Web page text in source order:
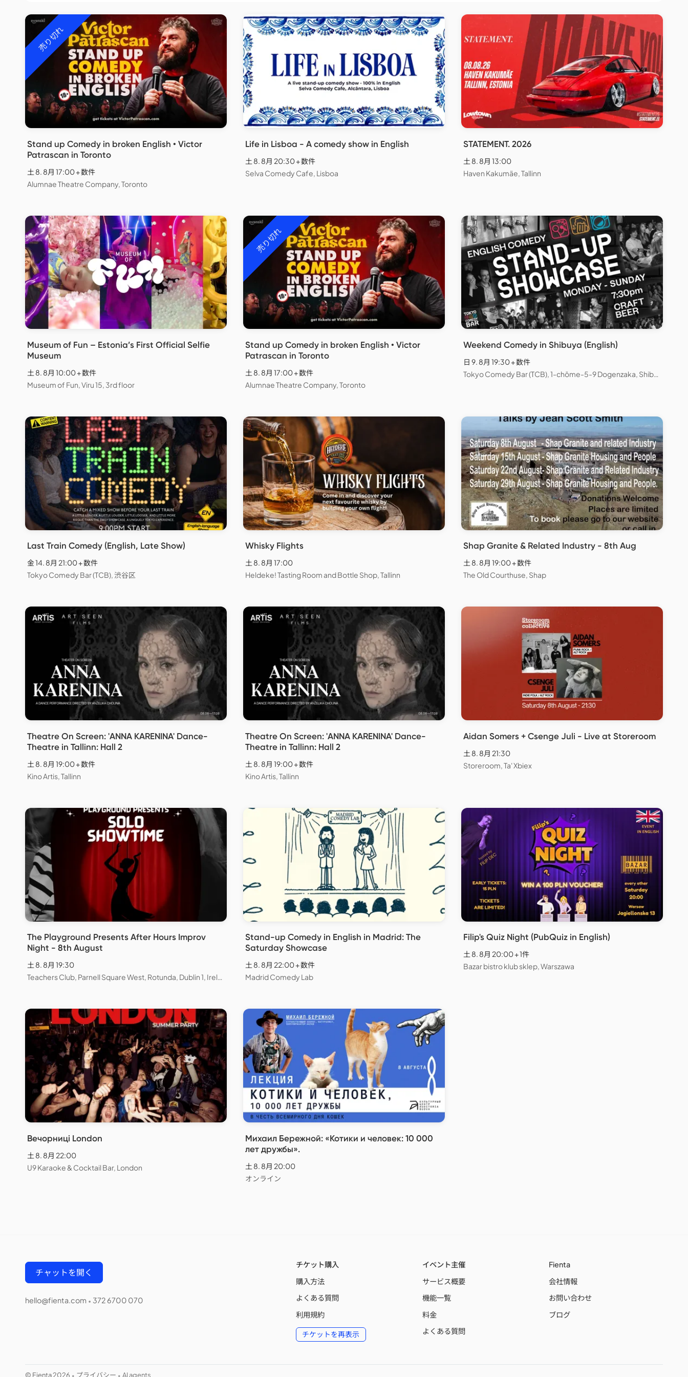
売り切れ
Stand up Comedy in broken English • Victor
Patrascan in Toronto
土 8. 8月 17:00 + 数件
Alumnae Theatre Company, Toronto
Life in Lisboa - A comedy show in English
土 8. 8月 20:30 + 数件
Selva Comedy Cafe, Lisboa
STATEMENT. 2026
土 8. 8月 13:00
Haven Kakumäe, Tallinn
Museum of Fun – Estonia’s First Official Selfie
Museum
土 8. 8月 10:00 + 数件
Museum of Fun, Viru 15, 3rd floor
売り切れ
Stand up Comedy in broken English • Victor
Patrascan in Toronto
土 8. 8月 17:00 + 数件
Alumnae Theatre Company, Toronto
Weekend Comedy in Shibuya (English)
日 9. 8月 19:30 + 数件
Tokyo Comedy Bar (TCB), 1-chōme-5-9 Dogenzaka, Shibuya City, Tokyo, Japan
Last Train Comedy (English, Late Show)
金 14. 8月 21:00 + 数件
Tokyo Comedy Bar (TCB), 渋谷区
Whisky Flights
土 8. 8月 17:00
Heldeke! Tasting Room and Bottle Shop, Tallinn
Shap Granite & Related Industry - 8th Aug
土 8. 8月 19:00 + 数件
The Old Courthuse, Shap
Theatre On Screen: 'ANNA KARENINA' Dance-
Theatre in Tallinn: Hall 2
土 8. 8月 19:00 + 数件
Kino Artis, Tallinn
Theatre On Screen: 'ANNA KARENINA' Dance-
Theatre in Tallinn: Hall 2
土 8. 8月 19:00 + 数件
Kino Artis, Tallinn
Aidan Somers + Csenge Juli - Live at Storeroom
土 8. 8月 21:30
Storeroom, Ta' Xbiex
The Playground Presents After Hours Improv
Night - 8th August
土 8. 8月 19:30
Teachers Club, Parnell Square West, Rotunda, Dublin 1, Ireland
Stand-up Comedy in English in Madrid: The
Saturday Showcase
土 8. 8月 22:00 + 数件
Madrid Comedy Lab
Filip's Quiz Night (PubQuiz in English)
土 8. 8月 20:00 + 1件
Bazar bistro klub sklep, Warszawa
Вечорниці London
土 8. 8月 22:00
U9 Karaoke & Cocktail Bar, London
Михаил Бережной: «Котики и человек: 10 000
лет дружбы».
土 8. 8月 20:00
オンライン
チャットを開く
hello@fienta.com • 372 6700 070
チケット購入
購入方法
よくある質問
利用規約
チケットを再表示
イベント主催
サービス概要
機能一覧
料金
よくある質問
Fienta
会社情報
お問い合わせ
ブログ
© Fienta 2026 • プライバシー • AI agents